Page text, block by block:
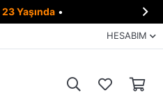
23 Yaşında • 
HESABIM